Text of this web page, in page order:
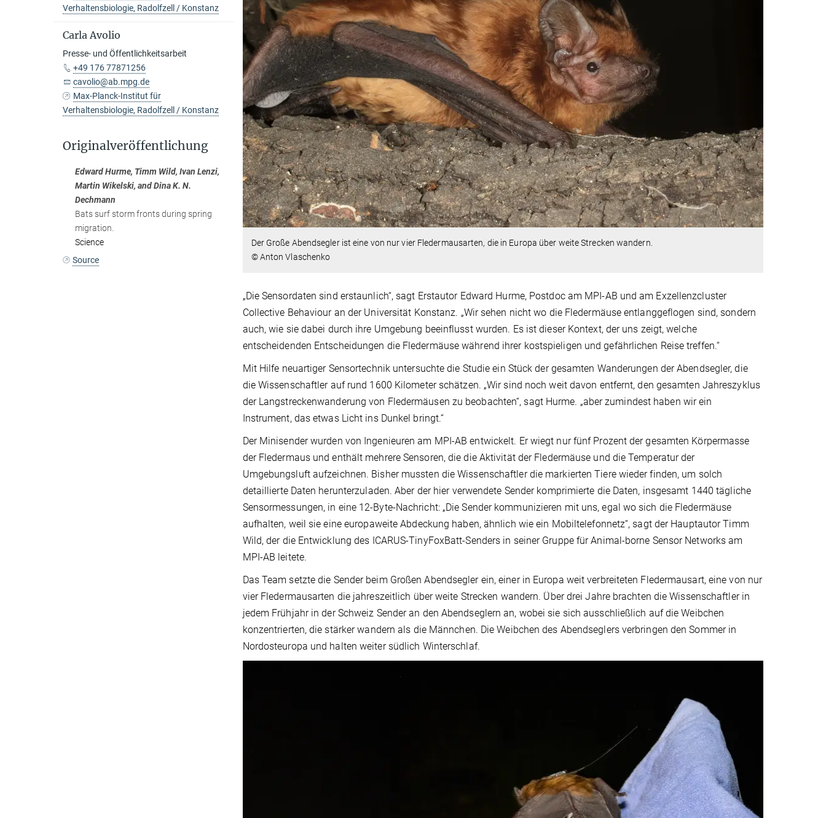
Der Große Abendsegler ist eine von nur vier Fledermausarten, die in Europa über weite Strecken wandern.
© Anton Vlaschenko
„Die Sensordaten sind erstaunlich“, sagt Erstautor Edward Hurme, Postdoc am MPI-AB und am Exzellenzcluster
Collective Behaviour an der Universität Konstanz. „Wir sehen nicht wo die Fledermäuse entlanggeflogen sind, sondern
auch, wie sie dabei durch ihre Umgebung beeinflusst wurden. Es ist dieser Kontext, der uns zeigt, welche
entscheidenden Entscheidungen die Fledermäuse während ihrer kostspieligen und gefährlichen Reise treffen.“
Mit Hilfe neuartiger Sensortechnik untersuchte die Studie ein Stück der gesamten Wanderungen der Abendsegler, die
die Wissenschaftler auf rund 1600 Kilometer schätzen. „Wir sind noch weit davon entfernt, den gesamten Jahreszyklus
der Langstreckenwanderung von Fledermäusen zu beobachten“, sagt Hurme. „aber zumindest haben wir ein
Instrument, das etwas Licht ins Dunkel bringt.“
Der Minisender wurden von Ingenieuren am MPI-AB entwickelt. Er wiegt nur fünf Prozent der gesamten Körpermasse
der Fledermaus und enthält mehrere Sensoren, die die Aktivität der Fledermäuse und die Temperatur der
Umgebungsluft aufzeichnen. Bisher mussten die Wissenschaftler die markierten Tiere wieder finden, um solch
detaillierte Daten herunterzuladen. Aber der hier verwendete Sender komprimierte die Daten, insgesamt 1440 tägliche
Sensormessungen, in eine 12-Byte-Nachricht: „Die Sender kommunizieren mit uns, egal wo sich die Fledermäuse
aufhalten, weil sie eine europaweite Abdeckung haben, ähnlich wie ein Mobiltelefonnetz“, sagt der Hauptautor Timm
Wild, der die Entwicklung des ICARUS-TinyFoxBatt-Senders in seiner Gruppe für Animal-borne Sensor Networks am
MPI-AB leitete.
Das Team setzte die Sender beim Großen Abendsegler ein, einer in Europa weit verbreiteten Fledermausart, eine von nur
vier Fledermausarten die jahreszeitlich über weite Strecken wandern. Über drei Jahre brachten die Wissenschaftler in
jedem Frühjahr in der Schweiz Sender an den Abendseglern an, wobei sie sich ausschließlich auf die Weibchen
konzentrierten, die stärker wandern als die Männchen. Die Weibchen des Abendseglers verbringen den Sommer in
Nordosteuropa und halten weiter südlich Winterschlaf.
Verhaltensbiologie, Radolfzell / Konstanz
Carla Avolio
Presse- und Öffentlichkeitsarbeit
+49 176 77871256
cavolio@ab.mpg.de
Max-Planck-Institut für
Verhaltensbiologie, Radolfzell / Konstanz
Originalveröffentlichung
Edward Hurme, Timm Wild, Ivan Lenzi,
Martin Wikelski, and Dina K. N.
Dechmann
Bats surf storm fronts during spring
migration.
Science
Source